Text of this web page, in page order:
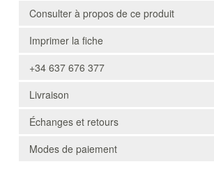
Consulter à propos de ce produit
Imprimer la fiche
+34 637 676 377
Livraison
Échanges et retours
Modes de paiement